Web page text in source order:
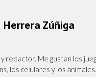
Herrera Zúñiga
redactor. Me gustan los
los celulares y los animales.